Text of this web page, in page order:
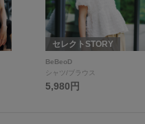
セレクトSTORY
BeBeoD
シャツ/ブラウス
5,980円